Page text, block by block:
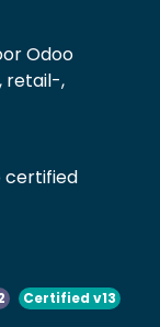
Odoo
retail-,
certified
Certified v13